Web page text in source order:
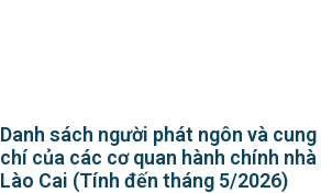
Danh sách người phát ngôn và
chí của các cơ quan hành chính
Lào Cai (Tính đến tháng 5/2026)